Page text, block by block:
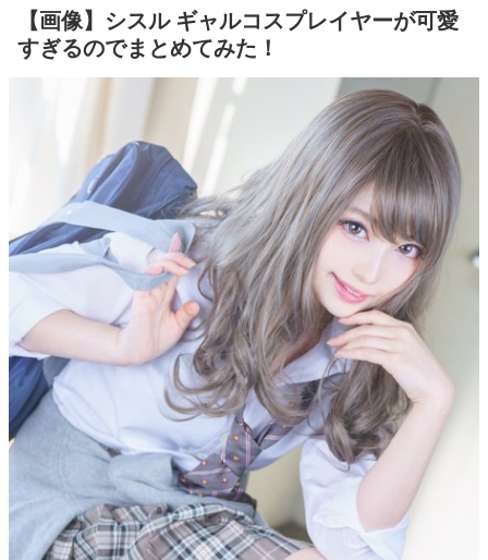
【画像】シスル ギャルコスプレイヤーが可愛
すぎるのでまとめてみた！